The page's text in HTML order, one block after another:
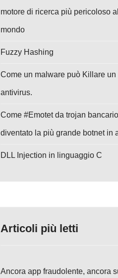
motore di ricerca più pericoloso al
mondo
Fuzzy Hashing
Come un malware può Killare un
antivirus.
Come #Emotet da trojan
diventato la più grande botnet in
DLL Injection in linguaggio C
Articoli più letti
Ancora app fraudolente, ancora